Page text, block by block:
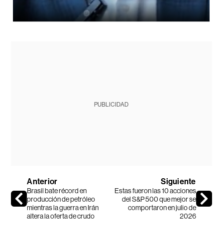
PUBLICIDAD
Anterior
Brasil bate récord en
producción de petróleo
mientras la guerra en Irán
altera la oferta de crudo
Siguiente
Estas fueron las 10 acciones
del S&P 500 que mejor se
comportaron en julio de
2026